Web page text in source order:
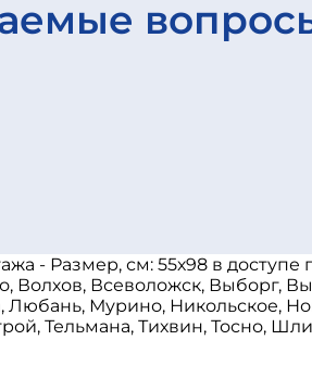
- Размер, см: 55х98 в
Волхов, Всеволожск, Выборг,
Любань, Мурино, Никольское,
Тельмана, Тихвин, Тосно,